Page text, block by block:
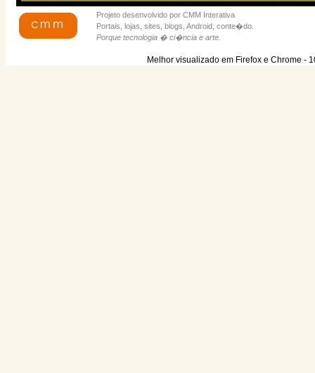
Projeto desenvolvido por CMM Interativa
Portais, lojas, sites, blogs, Android, conte�do.
Porque tecnologia � ci�ncia e arte.
Melhor visualizado em Firefox e Chrome -